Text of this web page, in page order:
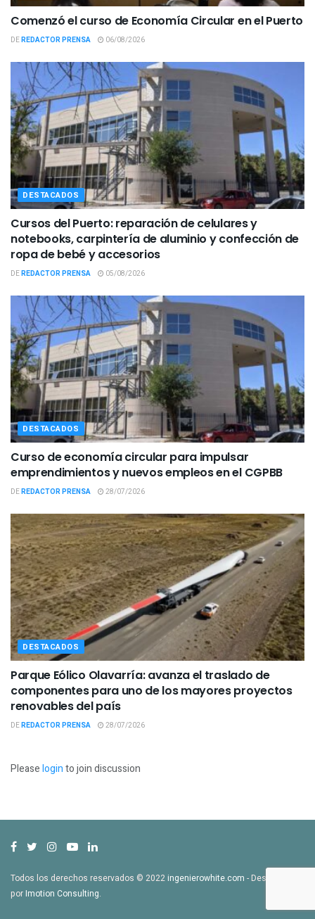
Comenzó el curso de Economía Circular en el Puerto
DEREDACTOR PRENSA 06/08/2026
DESTACADOS
Cursos del Puerto: reparación de celulares y
notebooks, carpintería de aluminio y confección de
ropa de bebé y accesorios
DEREDACTOR PRENSA 05/08/2026
DESTACADOS
Curso de economía circular para impulsar
emprendimientos y nuevos empleos en el CGPBB
DEREDACTOR PRENSA 28/07/2026
DESTACADOS
Parque Eólico Olavarría: avanza el traslado de
componentes para uno de los mayores proyectos
renovables del país
DEREDACTOR PRENSA 28/07/2026
Pleaseloginto join discussion
Todos los derechos reservados © 2022ingenierowhite.com - Desarrollado
porImotion Consulting.